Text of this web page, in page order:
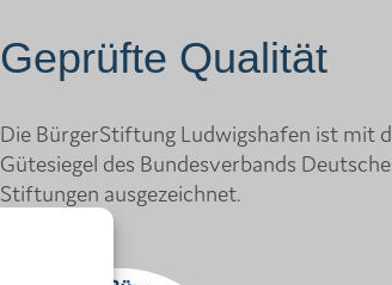
Geprüfte Qualität
Die BürgerStiftung Ludwigshafen ist mit
Gütesiegel des Bundesverbands
Stiftungen ausgezeichnet.